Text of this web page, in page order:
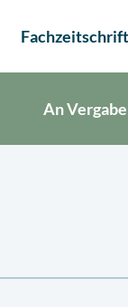
An